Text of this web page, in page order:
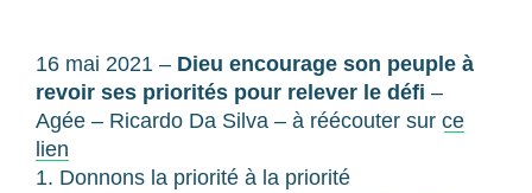
16 mai 2021 – Dieu encourage son peuple à
revoir ses priorités pour relever le défi –
Agée – Ricardo Da Silva – à réécouter sur ce
lien
1. Donnons la priorité à la priorité